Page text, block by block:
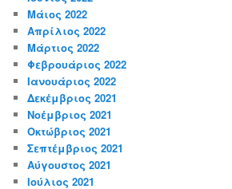
Μάιος 2022
Απρίλιος 2022
Μάρτιος 2022
Φεβρουάριος 2022
Ιανουάριος 2022
Δεκέμβριος 2021
Νοέμβριος 2021
Οκτώβριος 2021
Σεπτέμβριος 2021
Αύγουστος 2021
Ιούλιος 2021